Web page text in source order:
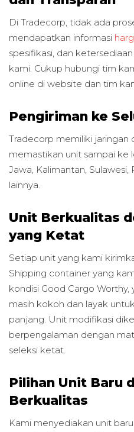
Di Tradecorp, tidak ada
mendapatkan informasi
spesifikasi, dan
kami. Cukup hubungi tim
online di website dan tim
Pengiriman ke
Tradecorp memiliki
memastikan unit sampai ke
Jawa, Kalimantan,
lainnya.
Unit Berkualitas
yang Ketat
Setiap unit yang kami
Shipping container yang
kondisi Good Cargo
masih kokoh dan layak
panjang. Unit modifikasi
berpengalaman dengan
seleksi ketat.
Pilihan Unit Baru
Berkualitas
Kami menyediakan unit